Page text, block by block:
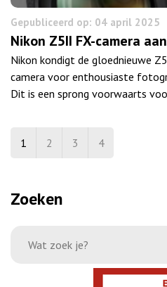
Gepubliceerd op: 04 april 2025
Nikon Z5II FX-camera
Nikon kondigt de gloednieuwe
camera voor enthousiaste
Dit is een sprong voorwaarts
1 2 3 4
Zoeken